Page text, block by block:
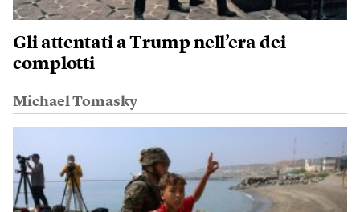
Gli attentati a Trump nell’era dei
complotti
Michael Tomasky